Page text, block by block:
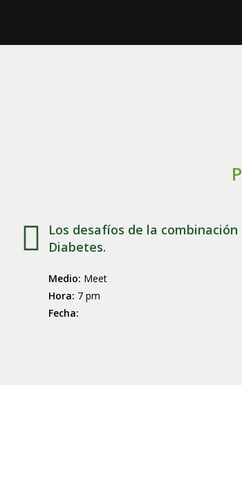
Los desafíos de la
Diabetes.
Medio: Meet
Hora: 7 pm
Fecha: